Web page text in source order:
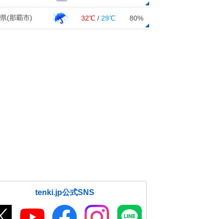
(那覇市) 32℃ / 29℃ 80%
tenki.jp公式SNS